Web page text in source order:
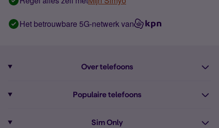
Het betrouwbare 5G-netwerk van
Over telefoons
Alle telefoons
Populaire telefoons
Sim Only